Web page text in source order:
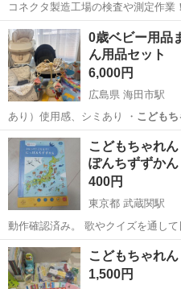
コネクタ製造工場の検査や測定作
日128日★クリーンルーム内作業★
★就業先食堂利用可！日払い制度あり
工場のお仕事 ◇コネクタ製造工...
茨城 常陸大宮市 静駅
0歳ベビー用品
ん用品セット
6,000円
広島県 海田市駅
あり）使用感、シミあり ・ こども
広島 安芸郡 海田市駅
こどもちゃれ
ぽんちずずかん
400円
東京都 武蔵関駅
動作確認済み。 歌やクイズを通して
音声機能付きの知育絵本です。 - ブランド: Benesse - 商品名: うたっ
て！こたえて！にっぽんちずずかん
東京 練馬区 武蔵関駅
こどもちゃれ
1,500円